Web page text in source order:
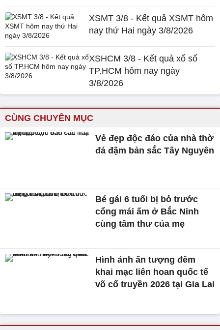
XSMT 3/8 - Kết quả XSMT hôm
nay thứ Hai ngày 3/8/2026
XSHCM 3/8 - Kết quả xổ số
TP.HCM hôm nay ngày
3/8/2026
CÙNG CHUYÊN MỤC
Vẻ đẹp độc đáo của nhà thờ
đá đậm bản sắc Tây Nguyên
Bé gái 6 tuổi bị bỏ trước
cổng mái ấm ở Bắc Ninh
cùng tâm thư của mẹ
Hình ảnh ấn tượng đêm
khai mạc liên hoan quốc tế
võ cổ truyền 2026 tại Gia Lai